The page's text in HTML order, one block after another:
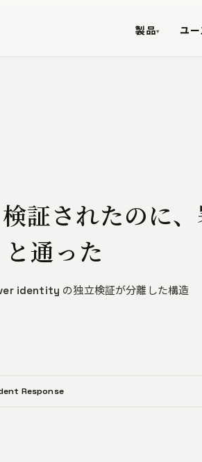
製品▾ ユ
証されたのに、
通った
identity の独立検証が分離した構造
Response